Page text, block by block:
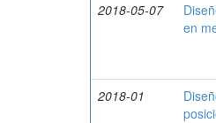
2018-05-07
en
2018-01